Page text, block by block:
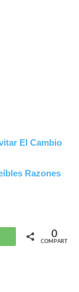
El Cambio
Razones
WhatsApp 0
COMPARTIR